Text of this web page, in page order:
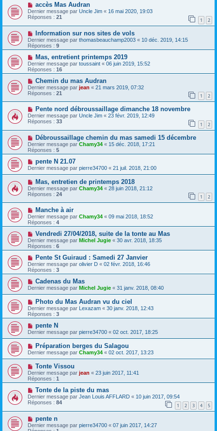
accès Mas Audran
Dernier message par Uncle Jim « 16 mai 2020, 19:03
Réponses : 21 1 2
Information sur nos sites de vols
Dernier message par thomasbeauchamp2003 « 10 déc. 2019, 14:15
Réponses : 9
Mas, entretient printemps 2019
Dernier message par toussaint « 06 juin 2019, 15:52
Réponses : 16
Chemin du mas Audran
Dernier message par jean « 21 mars 2019, 07:32
Réponses : 21 1 2
Pente nord débroussaillage dimanche 18 novembre
Dernier message par Uncle Jim « 23 févr. 2019, 12:49
Réponses : 33 1 2
Débroussaillage chemin du mas samedi 15 décembre
Dernier message par Chamy34 « 15 déc. 2018, 17:21
Réponses : 5
pente N 21.07
Dernier message par pierre34700 « 21 juil. 2018, 21:00
Mas, entretien de printemps 2018
Dernier message par Chamy34 « 28 juin 2018, 21:12
Réponses : 24 1 2
Manche à air
Dernier message par Chamy34 « 09 mai 2018, 18:52
Réponses : 4
Vendredi 27/04/2018, suite de la tonte au Mas
Dernier message par Michel Jugie « 30 avr. 2018, 18:35
Réponses : 6
Pente St Guiraud : Samedi 27 Janvier
Dernier message par olivier D « 02 févr. 2018, 16:46
Réponses : 3
Cadenas du Mas
Dernier message par Michel Jugie « 31 janv. 2018, 08:40
Photo du Mas Audran vu du ciel
Dernier message par Lexazam « 30 janv. 2018, 12:43
Réponses : 3
pente N
Dernier message par pierre34700 « 02 oct. 2017, 18:25
Préparation berges du Salagou
Dernier message par Chamy34 « 02 oct. 2017, 13:23
Tonte Vissou
Dernier message par jean « 23 juin 2017, 11:41
Réponses : 1
Tonte de la piste du mas
Dernier message par Jean Louis AFFLARD « 10 juin 2017, 09:54
Réponses : 84 1 2 3 4 5
pente n
Dernier message par pierre34700 « 07 juin 2017, 14:27